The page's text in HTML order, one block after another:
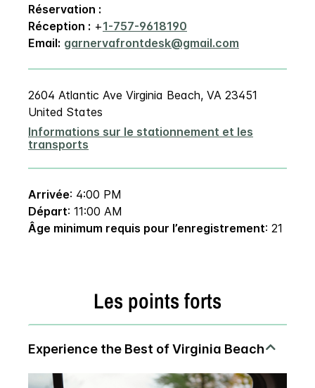
Réservation :
Réception : +1-757-9618190
Email: garnervafrontdesk@gmail.com
2604 Atlantic Ave Virginia Beach, VA 23451
United States
Informations sur le stationnement et les
transports
Arrivée: 4:00 PM
Départ: 11:00 AM
Âge minimum requis pour l’enregistrement: 21
Les points forts